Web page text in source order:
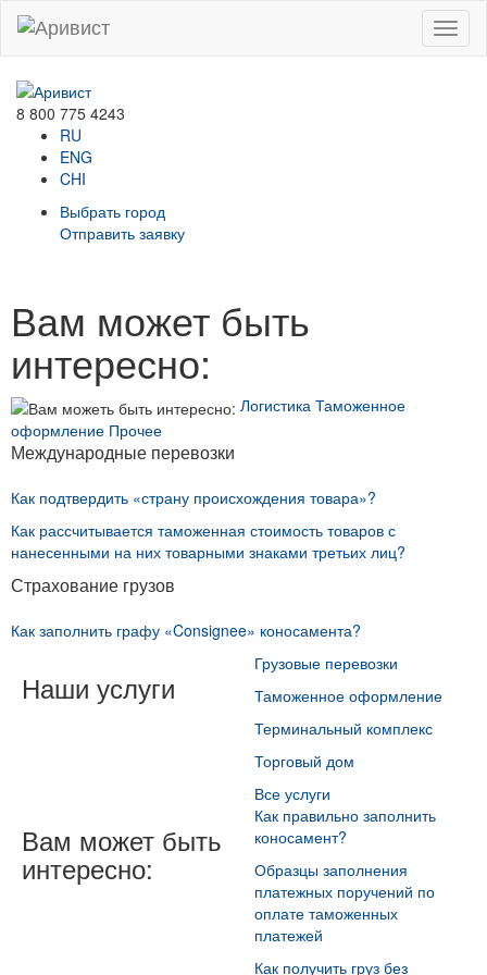
Menu
8 800 775 4243
RU
ENG
CHI
Выбрать город
Отправить заявку
Вам может быть
интересно:
Логистика Таможенное
оформление Прочее
Международные перевозки
Как подтвердить «страну происхождения товара»?
Как рассчитывается таможенная стоимость товаров с
нанесенными на них товарными знаками третьих лиц?
Страхование грузов
Как заполнить графу «Consignee» коносамента?
Наши услуги
Грузовые перевозки
Таможенное оформление
Терминальный комплекс
Торговый дом
Все услуги
Вам может быть
интересно:
Как правильно заполнить
коносамент?
Образцы заполнения
платежных поручений по
оплате таможенных
платежей
Как получить груз без